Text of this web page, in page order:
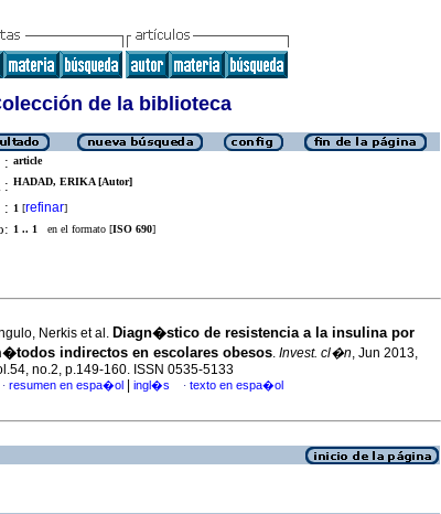
de la biblioteca
: article
: HADAD, ERIKA [Autor]
: 1 [refinar]
1 .. 1 en el formato [ISO 690]
Nerkis et al. Diagn�stico de resistencia a la insulina por
indirectos en escolares obesos. Invest. cl�n, Jun 2013,
no.2, p.149-160. ISSN 0535-5133
· resumen en espa�ol ingl�s · texto en espa�ol